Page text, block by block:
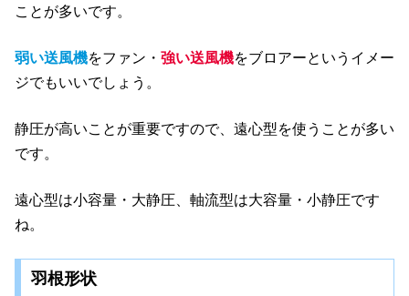
ことが多いです。
弱い送風機をファン・ 強い送風機をブロアーというイメー
ジでもいいでしょう。
静圧が高いことが重要ですので、遠心型を使うことが多い
です。
遠心型は小容量・大静圧、軸流型は大容量・小静圧です
ね。
羽根形状